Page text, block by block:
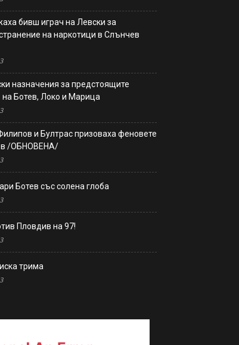
бивш играч на Левски за
на наркотици в Слънчев
назначения за предстоящите
Ботев, Локо и Марица
и Бултрас призоваха феновете
/ОБНОВЕНА/
Ботев със солена глоба
Пловдив на 97!
трима